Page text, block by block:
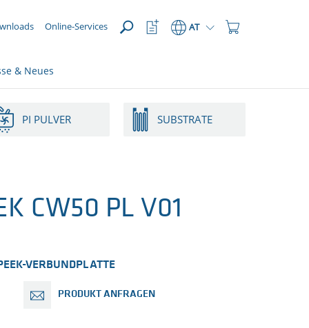
Online-Services AT
meta_navi_watchlist_icon_aria
& Neues
PI PULVER SUBSTRATE
CW50 PL V01
VERBUNDPLATTE
PRODUKT ANFRAGEN